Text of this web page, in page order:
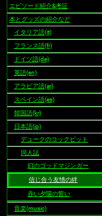
ビ
ゲ
シ
ョ
ン
エピソード紹介&考証
本とグッズの紹介など
イタリア語(it)
フランス語(fr)
ドイツ語(de)
英語(en)
アラビア語(ar)
スペイン語(es)
韓国語(kr)
日本語(jp)
デュークのコックピット
同人誌
幻のゴッドマジンガー
信じ合う友情の絆
赤い夕陽の誓い
音楽(music)